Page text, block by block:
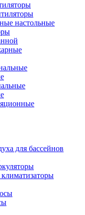
настольные
для бассейнов